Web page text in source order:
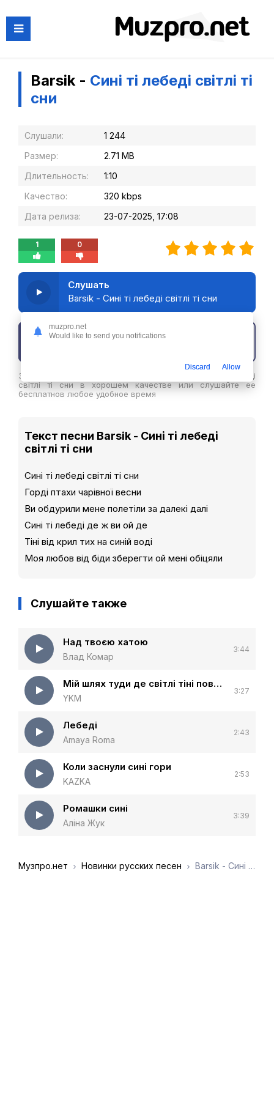
Barsik - Сині ті лебеді світлі ті
сни
Слушали:
1 244
Размер:
2.71 MB
Длительность:
1:10
Качество:
320 kbps
Дата релиза:
23-07-2025, 17:08
1 0
Слушать
Barsik - Сині ті лебеді світлі ті сни
Скачать трек
Здесь вы можете скачать песню Barsik - Сині ті лебеді
світлі ті сни в хорошем качестве или слушайте ее
бесплатнов любое удобное время
Текст песни Barsik - Сині ті лебеді
світлі ті сни
Сині ті лебеді світлі ті сни
Горді птахи чарівної весни
Ви обдурили мене полетіли за далекі далі
Сині ті лебеді де ж ви ой де
Тіні від крил тих на синій воді
Моя любов від біди зберегти ой мені обіцяли
Слушайте также
Над твоєю хатою
Влад Комар
3:44
Мій шлях туди де світлі тіні повна версія
YKM
3:27
Лебеді
Amaya Roma
2:43
Коли заснули сині гори
KAZKA
2:53
Ромашки сині
Аліна Жук
3:39
Музпро.нет Новинки русских песен Barsik - Сині ті лебеді світлі ті сни
muzpro.net
Would like to send you notifications
Discard Allow